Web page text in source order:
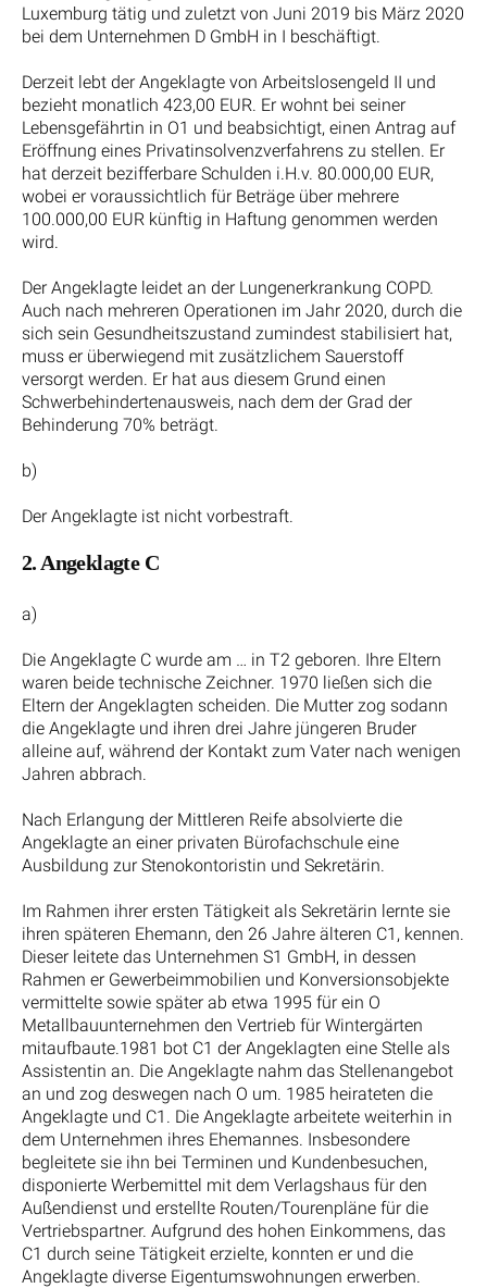
Luxemburg tätig und zuletzt von Juni 2019 bis März 2020
bei dem Unternehmen D GmbH in I beschäftigt.
Derzeit lebt der Angeklagte von Arbeitslosengeld II und
bezieht monatlich 423,00 EUR. Er wohnt bei seiner
Lebensgefährtin in O1 und beabsichtigt, einen Antrag auf
Eröffnung eines Privatinsolvenzverfahrens zu stellen. Er
hat derzeit bezifferbare Schulden i.H.v. 80.000,00 EUR,
wobei er voraussichtlich für Beträge über mehrere
100.000,00 EUR künftig in Haftung genommen werden
wird.
Der Angeklagte leidet an der Lungenerkrankung COPD.
Auch nach mehreren Operationen im Jahr 2020, durch die
sich sein Gesundheitszustand zumindest stabilisiert hat,
muss er überwiegend mit zusätzlichem Sauerstoff
versorgt werden. Er hat aus diesem Grund einen
Schwerbehindertenausweis, nach dem der Grad der
Behinderung 70% beträgt.
b)
Der Angeklagte ist nicht vorbestraft.
2. Angeklagte C
a)
Die Angeklagte C wurde am … in T2 geboren. Ihre Eltern
waren beide technische Zeichner. 1970 ließen sich die
Eltern der Angeklagten scheiden. Die Mutter zog sodann
die Angeklagte und ihren drei Jahre jüngeren Bruder
alleine auf, während der Kontakt zum Vater nach wenigen
Jahren abbrach.
Nach Erlangung der Mittleren Reife absolvierte die
Angeklagte an einer privaten Bürofachschule eine
Ausbildung zur Stenokontoristin und Sekretärin.
Im Rahmen ihrer ersten Tätigkeit als Sekretärin lernte sie
ihren späteren Ehemann, den 26 Jahre älteren C1, kennen.
Dieser leitete das Unternehmen S1 GmbH, in dessen
Rahmen er Gewerbeimmobilien und Konversionsobjekte
vermittelte sowie später ab etwa 1995 für ein O
Metallbauunternehmen den Vertrieb für Wintergärten
mitaufbaute.1981 bot C1 der Angeklagten eine Stelle als
Assistentin an. Die Angeklagte nahm das Stellenangebot
an und zog deswegen nach O um. 1985 heirateten die
Angeklagte und C1. Die Angeklagte arbeitete weiterhin in
dem Unternehmen ihres Ehemannes. Insbesondere
begleitete sie ihn bei Terminen und Kundenbesuchen,
disponierte Werbemittel mit dem Verlagshaus für den
Außendienst und erstellte Routen/Tourenpläne für die
Vertriebspartner. Aufgrund des hohen Einkommens, das
C1 durch seine Tätigkeit erzielte, konnten er und die
Angeklagte diverse Eigentumswohnungen erwerben.